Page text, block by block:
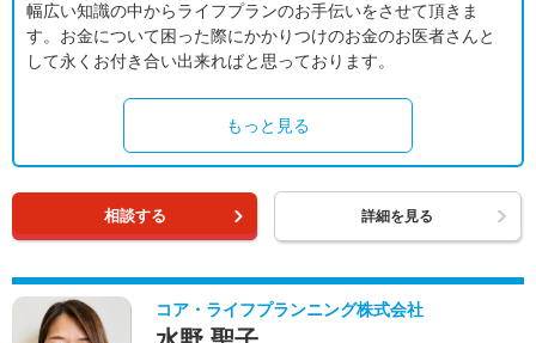
幅広い知識の中からライフプランのお手伝いをさせて頂きま
す。お金について困った際にかかりつけのお金のお医者さんと
して永くお付き合い出来ればと思っております。
もっと見る
相談する 詳細を見る
コア・ライフプランニング株式会社